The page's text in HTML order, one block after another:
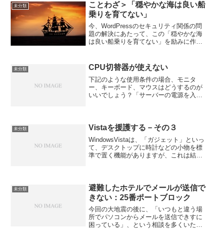
未分類
ことわざ＞「穏やかな海は良い船
乗りを育てない」
今、WordPressのセキュリティ関係の問
題の解決にあたって、この「穏やかな海
は良い船乗りを育てない」を励みに作業
験に比例するんんですよ」と励ますんで
すが、これって...
未分類 CPU切替器が使えない
下記のような使用条件の場合、モニタ
ー、キーボード、マウスはどうするのが
いいでしょう？「サーバーの電源を入れ
ド、マウスを一組用意すると思...
未分類 Vistaを援護する－その３
WindowsVistaは、「ガジェット」といっ
て、デスクトップに時計などの小物を標
準で置く機能がありますが、これは結構
ながら、「ガジ...
未分類
避難したホテルでメールが送信で
きない：25番ポートブロック
今回の大地震の後に、「いつもと違う場
所でパソコンからメールを送信できすに
困っている」、という相談を多くいただ